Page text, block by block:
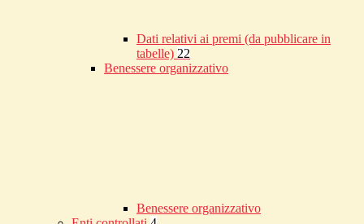
Dati relativi ai premi (da pubblicare in
tabelle) 22
Benessere organizzativo
Benessere organizzativo